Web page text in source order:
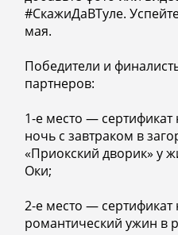
#СкажиДаВТуле.
мая.
Победители и
партнеров:
1-е место —
ночь с завтраком в
«Приокский дворик» у
Оки;
2-е место — сертификат
романтический ужин в